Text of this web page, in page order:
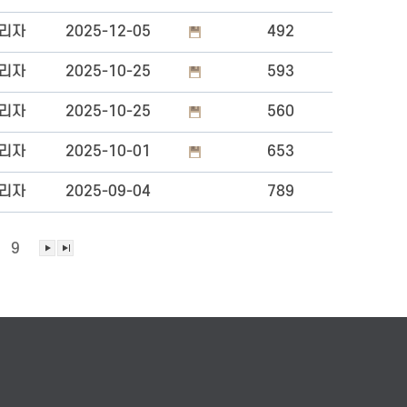
자 2025-12-05 492
자 2025-10-25 593
자 2025-10-25 560
자 2025-10-01 653
자 2025-09-04 789
9